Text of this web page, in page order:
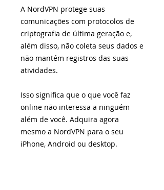
A NordVPN protege suas
comunicações com protocolos de
criptografia de última geração e,
além disso, não coleta seus dados e
não mantém registros das suas
atividades.
Isso significa que o que você faz
online não interessa a ninguém
além de você. Adquira agora
mesmo a NordVPN para o seu
iPhone, Android ou desktop.